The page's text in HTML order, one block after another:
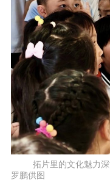
拓片里的文化魅力
罗鹏供图